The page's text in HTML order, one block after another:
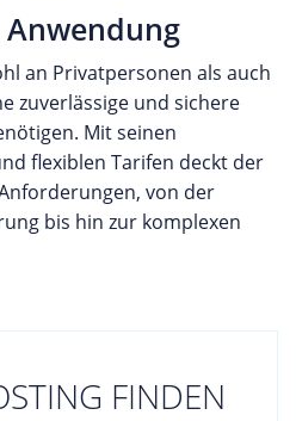
an Privatpersonen als auch
zuverlässige und sichere
Mit seinen
flexiblen Tarifen deckt der
von der
bis hin zur komplexen
FINDEN